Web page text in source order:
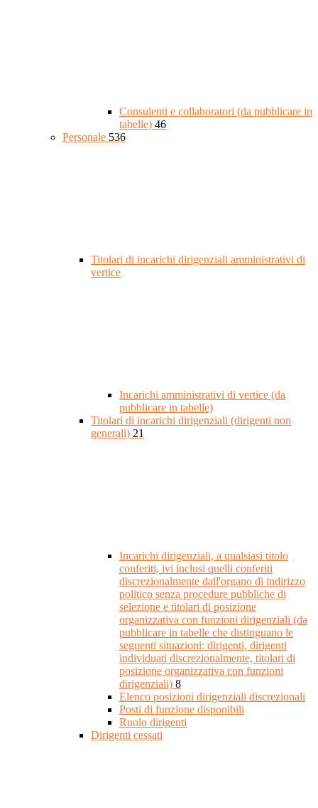
Consulenti e collaboratori (da pubblicare in
tabelle) 46
Personale 536
Titolari di incarichi dirigenziali amministrativi di
vertice
Incarichi amministrativi di vertice (da
pubblicare in tabelle)
Titolari di incarichi dirigenziali (dirigenti non
generali) 21
Incarichi dirigenziali, a qualsiasi titolo
conferiti, ivi inclusi quelli conferiti
discrezionalmente dall'organo di indirizzo
politico senza procedure pubbliche di
selezione e titolari di posizione
organizzativa con funzioni dirigenziali (da
pubblicare in tabelle che distinguano le
seguenti situazioni: dirigenti, dirigenti
individuati discrezionalmente, titolari di
posizione organizzativa con funzioni
dirigenziali) 8
Elenco posizioni dirigenziali discrezionali
Posti di funzione disponibili
Ruolo dirigenti
Dirigenti cessati